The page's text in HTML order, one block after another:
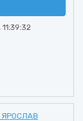
ЯРОСЛАВ